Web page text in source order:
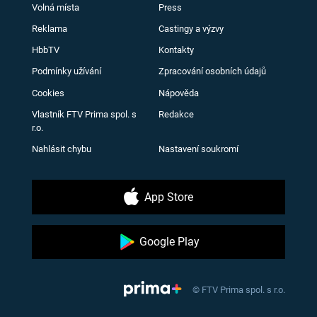
Volná místa Press
Reklama Castingy a výzvy
HbbTV Kontakty
Podmínky užívání Zpracování osobních údajů
Cookies Nápověda
Vlastník FTV Prima spol. s
r.o.
Redakce
Nahlásit chybu Nastavení soukromí
App Store
Google Play
© FTV Prima spol. s r.o.